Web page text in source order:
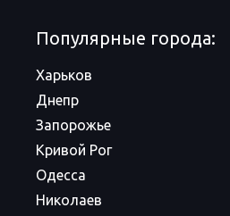
Популярные города:
Харьков
Днепр
Запорожье
Кривой Рог
Одесса
Николаев